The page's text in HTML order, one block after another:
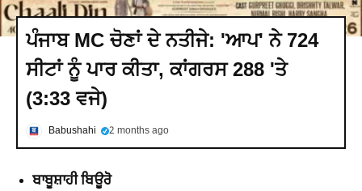
ਪੰਜਾਬ MC ਚੋਣਾਂ ਦੇ ਨਤੀਜੇ: 'ਆਪ' ਨੇ 724
ਸੀਟਾਂ ਨੂੰ ਪਾਰ ਕੀਤਾ, ਕਾਂਗਰਸ 288 'ਤੇ
(3:33 ਵਜੇ)
Babushahi 2 months ago
ਬਾਬੂਸ਼ਾਹੀ ਬਿਊਰੋ